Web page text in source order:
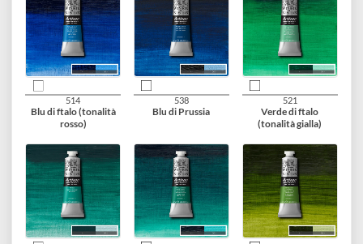
229
Porpora diossazina
137
Blu ceruleo
138
Blu ceruleo
imitazione
178
Blu di cobalto
179
Blu di cobalto
263
Blu oltremare